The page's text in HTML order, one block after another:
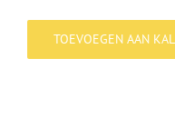
TOEVOEGEN AAN